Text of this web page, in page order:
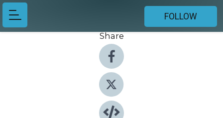
FOLLOW
Share